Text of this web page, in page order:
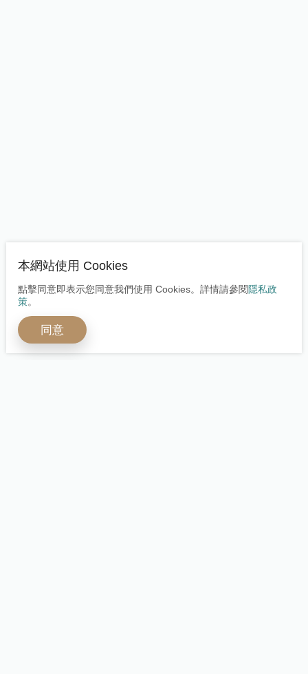
本網站使用 Cookies
點擊同意即表示您同意我們使用 Cookies。詳情請參閱隱私政
策。
同意